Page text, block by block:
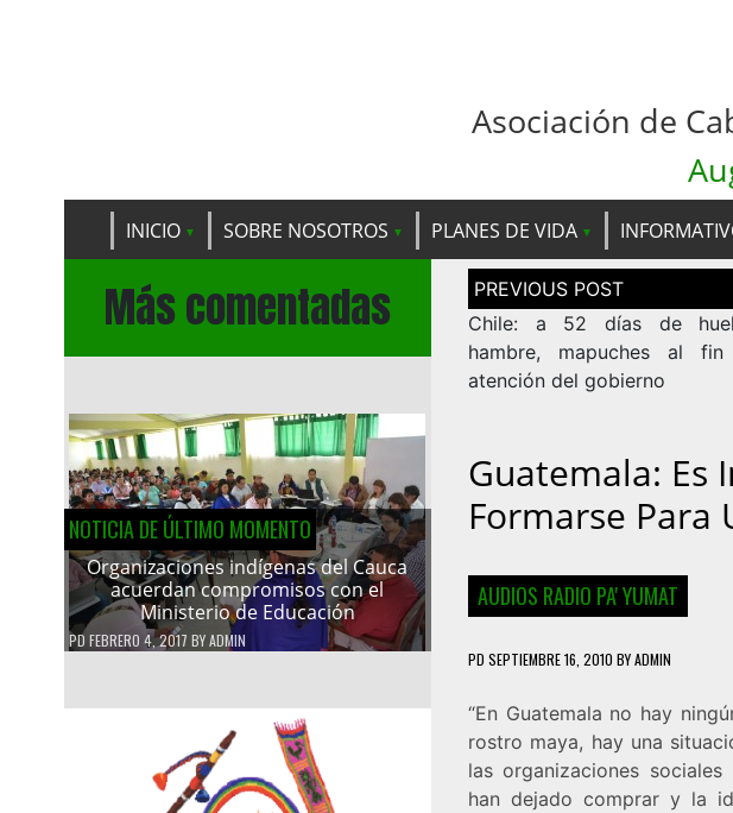
Asociación de
INICIO SOBRE NOSOTROS PLANES DE VIDA
Más comentadas
NOTICIA DE ÚLTIMO MOMENTO
Organizaciones indígenas del Cauca
acuerdan compromisos con el
Ministerio de Educación
PD FEBRERO 4, 2017 BYADMIN
Navegación
de
entradas
Chile: a 52 días de
hambre, mapuches al fin
atención del gobierno
Guatemala: Es
Formarse Para
AUDIOS RADIO PA' YUMAT
PD SEPTIEMBRE 16, 2010 BYADMIN
“En Guatemala no hay
rostro maya, hay una
las organizaciones
han dejado comprar y la